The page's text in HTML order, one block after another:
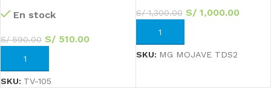
En stock
S/590.00 S/ 510.00
AÑADIR AL CARRITO
SKU: TV-105
S/1,300.00 S/1,000.00
AÑADIR AL CARRITO
SKU: MG MOJAVE TDS2